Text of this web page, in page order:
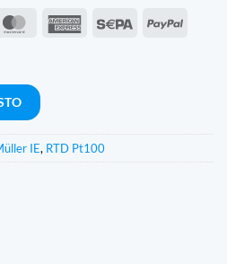
MasterCardAmerican Sepa
PayPal
IE, RTD Pt100